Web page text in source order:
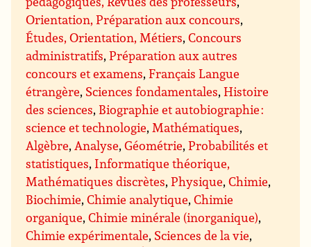
Orientation, Préparation aux concours,
Études, Orientation, Métiers,Concours
administratifs,Préparation aux autres
concours et examens,Français Langue
étrangère, Sciences fondamentales,Histoire
des sciences, Biographie et autobiographie :
science et technologie, Mathématiques,
Algèbre, Analyse,Géométrie,Probabilités et
statistiques, Informatique théorique,
Mathématiques discrètes,Physique,Chimie,
Biochimie,Chimie analytique,Chimie
organique,Chimie minérale (inorganique),
Chimie expérimentale, Sciences de la vie,